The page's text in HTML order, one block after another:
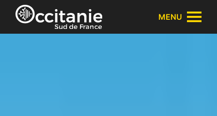
Cookies beheer paneel
MENU